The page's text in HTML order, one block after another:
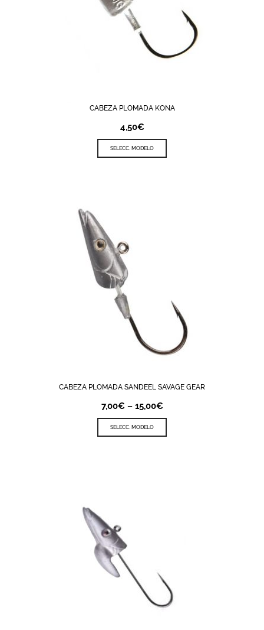
CABEZA PLOMADA KONA
4,50€
SELECC. MODELO
CABEZA PLOMADA SANDEEL SAVAGE GEAR
7,00€ – 15,00€
SELECC. MODELO